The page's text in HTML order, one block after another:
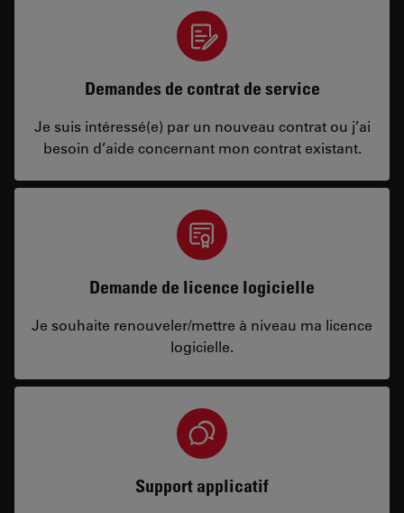
Demandes de contrat de service
Je suis intéressé(e) par un nouveau contrat ou j’ai
besoin d’aide concernant mon contrat existant.
Demande de licence logicielle
Je souhaite renouveler/mettre à niveau ma licence
logicielle.
Support applicatif